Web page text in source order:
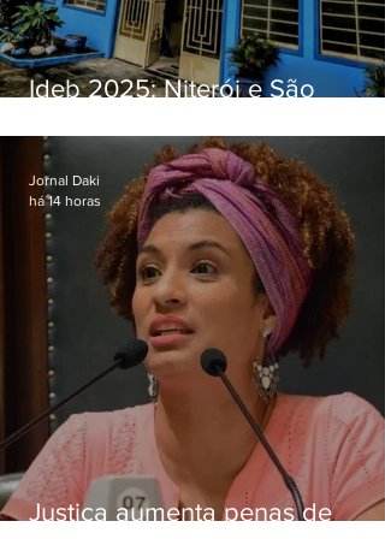
Ideb 2025: Niterói e São
distintos no ensino médio; veja
Justiça aumenta penas de
Jornal Daki
há 14 horas